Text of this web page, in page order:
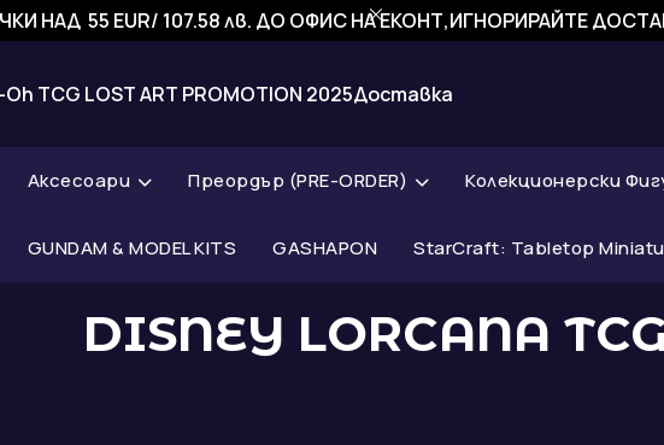
НАД 55 EUR/ 107.58 лв. ДО ОФИС НА ЕКОНТ,ИГНОРИРАЙТЕ
TCG LOST ART PROMOTION 2025Доставка
Аксесоари Преордър (PRE-ORDER) Колекционерски
GUNDAM & MODEL KITS GASHAPON StarCraft: Tabletop
DISNEY LORCANA